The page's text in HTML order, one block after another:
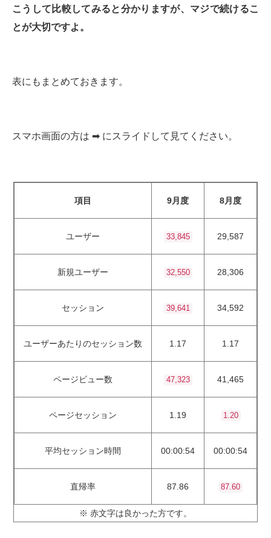
こうして比較してみると分かりますが、マジで続けるこ
とが大切ですよ。
表にもまとめておきます。
スマホ画面の方は ➡︎ にスライドして見てください。
項目 9月度 8月度
ユーザー 33,845 29,587
新規ユーザー 32,550 28,306
セッション 39,641 34,592
ユーザーあたりのセッション数 1.17 1.17
ページビュー数 47,323 41,465
ページセッション 1.19 1.20
平均セッション時間 00:00:54 00:00:54
直帰率 87.86 87.60
※ 赤文字は良かった方です。